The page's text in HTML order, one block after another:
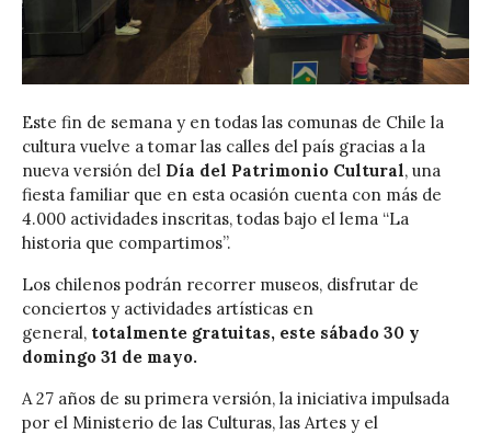
Este fin de semana y en todas las comunas de Chile la
cultura vuelve a tomar las calles del país gracias a la
nueva versión del Día del Patrimonio Cultural, una
fiesta familiar que en esta ocasión cuenta con más de
4.000 actividades inscritas, todas bajo el lema “La
historia que compartimos”.
Los chilenos podrán recorrer museos, disfrutar de
conciertos y actividades artísticas en
general, totalmente gratuitas, este sábado 30 y
domingo 31 de mayo.
A 27 años de su primera versión, la iniciativa impulsada
por el Ministerio de las Culturas, las Artes y el